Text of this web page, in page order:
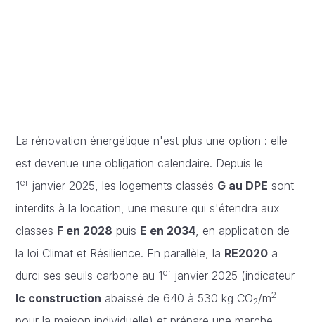
La rénovation énergétique n'est plus une option : elle
est devenue une obligation calendaire. Depuis le
1er janvier 2025, les logements classés G au DPE sont
interdits à la location, une mesure qui s'étendra aux
classes F en 2028 puis E en 2034 , en application de
la loi Climat et Résilience. En parallèle, la RE2020 a
durci ses seuils carbone au 1er janvier 2025 (indicateur
Ic construction abaissé de 640 à 530 kg CO2/m2